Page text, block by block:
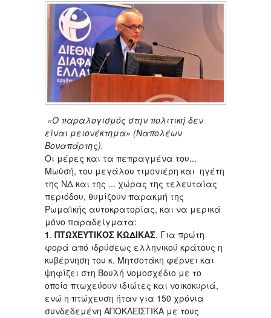
«Ο παραλογισμός στην πολιτική δεν
είναι μειονέκτημα» (Ναπολέων
Βοναπάρτης).
Οι μέρες και τα πεπραγμένα του...
Μωϋσή, του μεγάλου τιμονιέρη και ηγέτη
της ΝΔ και της ... χώρας της τελευταίας
περιόδου, θυμίζουν παρακμή της
Ρωμαϊκής αυτοκρατορίας, και να μερικά
μόνο παραδείγματα:
1. ΠTΩΧΕΥΤΙΚΟΣ ΚΩΔΙΚΑΣ. Για πρώτη
φορά από ιδρύσεως ελληνικού κράτους η
κυβέρνηση του κ. Μητσοτάκη φέρνει και
ψηφίζει στη Βουλή νομοσχέδιο με το
οποίο πτωχεύουν ιδιώτες και νοικοκυριά,
ενώ η πτώχευση ήταν για 150 χρόνια
συνδεδεμένη ΑΠΟΚΛΕΙΣΤΙΚΑ με τους